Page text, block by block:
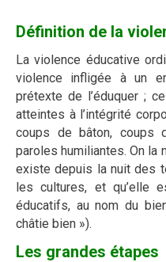
Définition de la
La violence éducative
violence infligée à un
prétexte de l’éduquer ;
atteintes à l’intégrité
coups de bâton, coups
paroles humiliantes. On la
existe depuis la nuit des
les cultures, et qu’elle
éducatifs, au nom du
châtie bien »).
Les grandes étapes